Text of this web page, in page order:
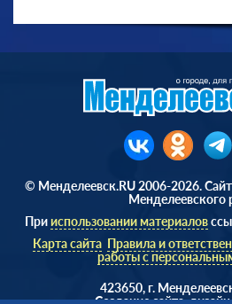
© Менделеевск.RU 2006-2026.
Менделеевского
Прииспользовании материалов
Карта сайта Правила и
работы с
423650, г.
Cоздание сайта,